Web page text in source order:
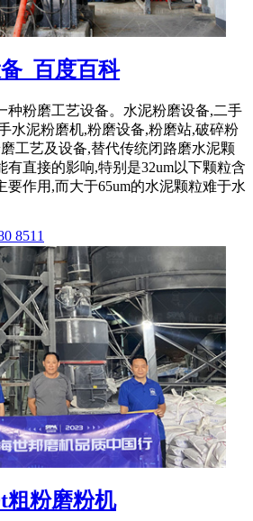
_百度百科
种粉磨工艺设备。水泥粉磨设备,二手
水泥粉磨机,粉磨设备,粉磨站,破碎粉
工艺及设备,替代传统闭路磨水泥颗
有直接的影响,特别是32um以下颗粒含
要作用,而大于65um的水泥颗粒难于水
8511
粗粉磨粉机